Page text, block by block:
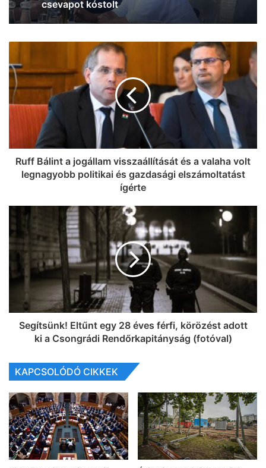
Ruff Bálint a jogállam visszaállítását és a valaha volt
legnagyobb politikai és gazdasági elszámoltatást
ígérte
Segítsünk! Eltűnt egy 28 éves férfi, körözést adott
ki a Csongrádi Rendőrkapitányság (fotóval)
KAPCSOLÓDÓ CIKKEK